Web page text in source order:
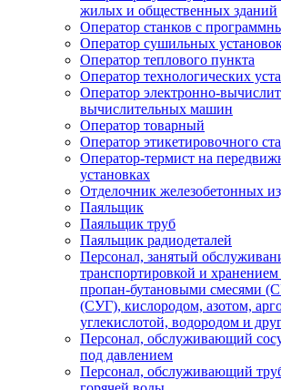
жилых и общественных зданий
Оператор станков с
Оператор сушильных
Оператор теплового пункта
Оператор технологических
Оператор электронно-
вычислительных машин
Оператор товарный
Оператор этикетировочного
Оператор-термист на
установках
Отделочник железобетонных
Паяльщик
Паяльщик труб
Паяльщик радиодеталей
Персонал, занятый
транспортировкой и
пропан-бутановыми смесями
(СУГ), кислородом, азотом,
углекислотой, водородом и
Персонал, обслуживающий
под давлением
Персонал, обслуживающий